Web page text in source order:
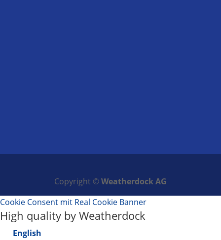
Copyright ©Weatherdock AG
Cookie Consent mit Real Cookie Banner
High quality by Weatherdock
English